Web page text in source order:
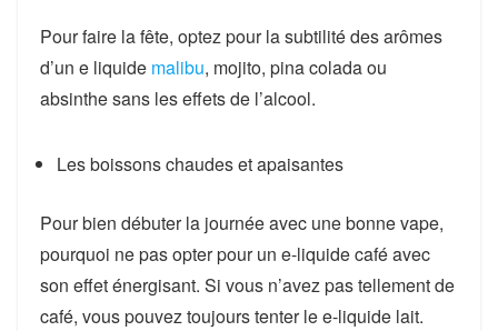
Pour faire la fête, optez pour la subtilité des arômes
d’un e liquide malibu, mojito, pina colada ou
absinthe sans les effets de l’alcool.
Les boissons chaudes et apaisantes
Pour bien débuter la journée avec une bonne vape,
pourquoi ne pas opter pour un e-liquide café avec
son effet énergisant. Si vous n’avez pas tellement de
café, vous pouvez toujours tenter le e-liquide lait.